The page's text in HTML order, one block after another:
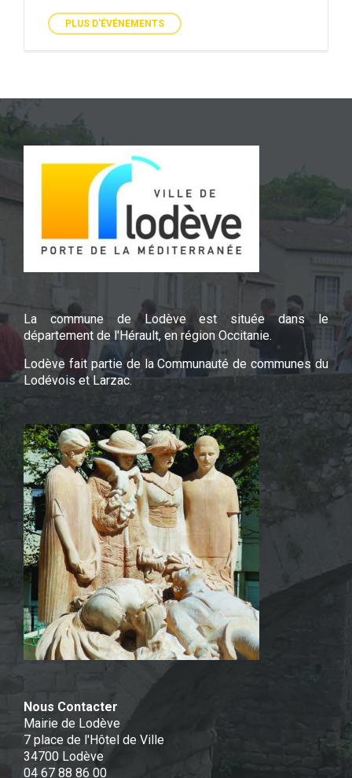
PLUS D'ÉVÉNEMENTS
La commune de Lodève est située dans le
département de l'Hérault, en région Occitanie.
Lodève fait partie de la Communauté de communes du
Lodévois et Larzac.
Nous Contacter
Mairie de Lodève
7 place de l'Hôtel de Ville
34700 Lodève
04 67 88 86 00